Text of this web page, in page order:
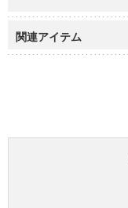
関連アイテム